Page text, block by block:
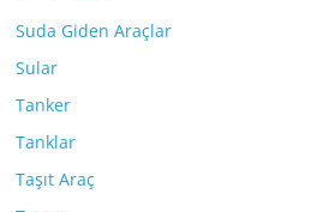
Suda Giden Araçlar
Sular
Tanker
Tanklar
Taşıt Araç